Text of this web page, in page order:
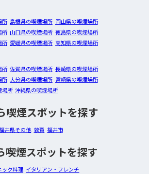
所 島根県の喫煙場所 岡山県の喫煙場所
所 山口県の喫煙場所 徳島県の喫煙場所
所 愛媛県の喫煙場所 高知県の喫煙場所
所 佐賀県の喫煙場所 長崎県の喫煙場所
所 大分県の喫煙場所 宮崎県の喫煙場所
場所 沖縄県の喫煙場所
喫煙スポットを探す
井県その他 敦賀 福井市
喫煙スポットを探す
ック料理 イタリアン・フレンチ